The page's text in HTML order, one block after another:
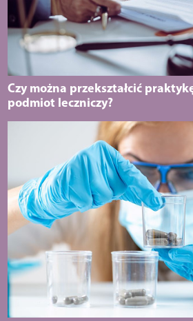
Czy można przekształcić
podmiot leczniczy?